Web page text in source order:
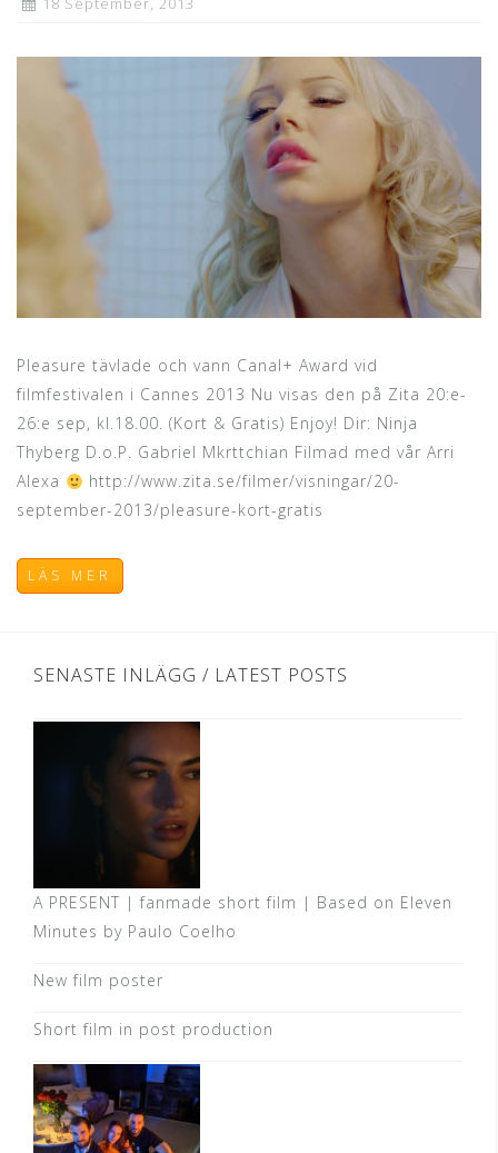
Pleasure tävlade och vann Canal+ Award vid
filmfestivalen i Cannes 2013 Nu visas den på Zita 20:e-
26:e sep, kl.18.00. (Kort & Gratis) Enjoy! Dir: Ninja
Thyberg D.o.P. Gabriel Mkrttchian Filmad med vår Arri
Alexa
http://www.zita.se/filmer/visningar/20-
september-2013/pleasure-kort-gratis
LÄS MER
SENASTE INLÄGG / LATEST POSTS
A PRESENT | fanmade short film | Based on Eleven
Minutes by Paulo Coelho
New film poster
Short film in post production